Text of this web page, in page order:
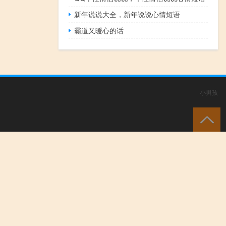
新年说说大全，新年说说心情短语
霸道又暖心的话
小男孩